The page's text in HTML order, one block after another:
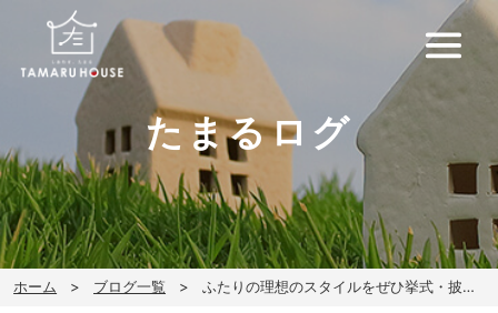
たまるログ
ホーム ブログ一覧 ふたりの理想のスタイルをぜひ挙式・披露宴に活かしてみてね(*^^*)